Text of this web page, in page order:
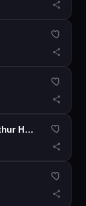
Me Leva mais Alto ft Arthur Henrique & João Stecca